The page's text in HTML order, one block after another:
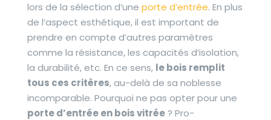
lors de la sélection d’une porte d’entrée. En plus
de l’aspect esthétique, il est important de
prendre en compte d’autres paramètres
comme la résistance, les capacités d’isolation,
la durabilité, etc. En ce sens, le bois remplit
tous ces critères, au-delà de sa noblesse
incomparable. Pourquoi ne pas opter pour une
porte d’entrée en bois vitrée? Pro-